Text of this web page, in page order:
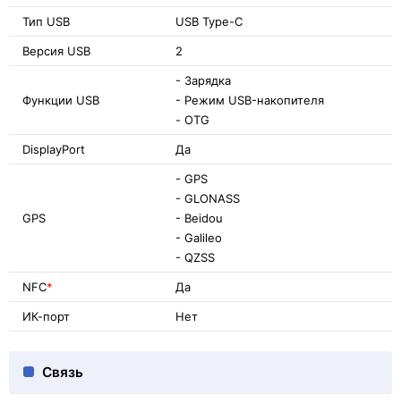
Тип USB USB Type-C
Версия USB 2
Функции USB
- Зарядка
- Режим USB-накопителя
- OTG
DisplayPort Да
GPS
- GPS
- GLONASS
- Beidou
- Galileo
- QZSS
NFC* Да
ИК-порт Нет
Связь